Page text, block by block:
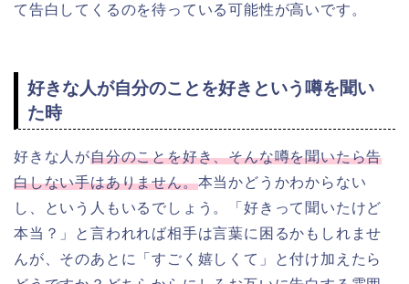
て告白してくるのを待っている可能性が高いです。
好きな人が自分のことを好きという噂を聞い
た時
好きな人が自分のことを好き、そんな噂を聞いたら告
白しない手はありません。本当かどうかわからない
し、という人もいるでしょう。「好きって聞いたけど
本当？」と言われれば相手は言葉に困るかもしれませ
んが、そのあとに「すごく嬉しくて」と付け加えたら